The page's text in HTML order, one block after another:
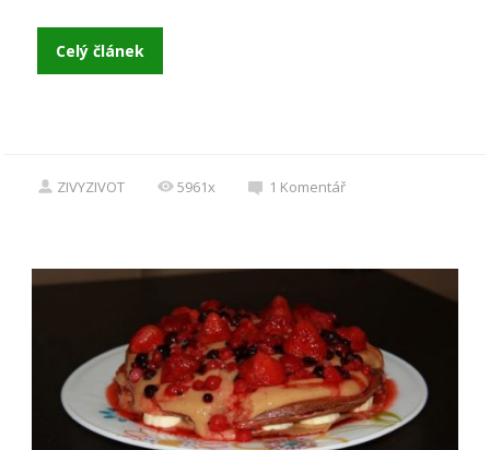
Celý článek
ZIVYZIVOT 5961x 1 Komentář